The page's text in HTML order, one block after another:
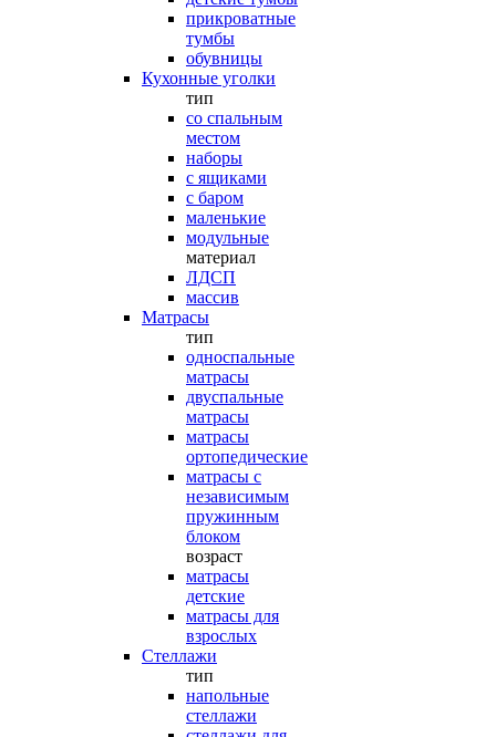
прикроватные
тумбы
обувницы
Кухонные уголки
тип
со спальным
местом
наборы
с ящиками
с баром
маленькие
модульные
материал
ЛДСП
массив
Матрасы
тип
односпальные
матрасы
двуспальные
матрасы
матрасы
ортопедические
матрасы с
независимым
пружинным
блоком
возраст
матрасы
детские
матрасы для
взрослых
Стеллажи
тип
напольные
стеллажи